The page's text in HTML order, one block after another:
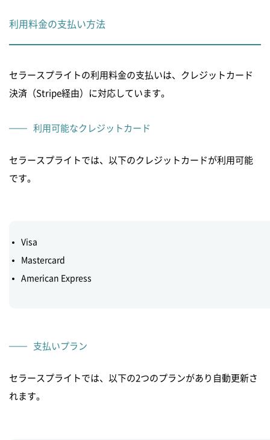
利用料金の支払い方法
セラースプライトの利用料金の支払いは、クレジットカード
決済（Stripe経由）に対応しています。
利用可能なクレジットカード
セラースプライトでは、以下のクレジットカードが利用可能
です。
Visa
Mastercard
American Express
支払いプラン
セラースプライトでは、以下の2つのプランがあり自動更新さ
れます。